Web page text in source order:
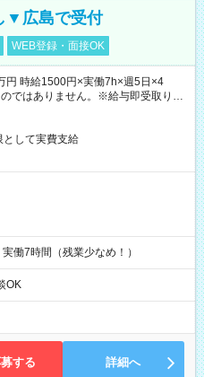
▼広島で受付
WEB登録・面接OK
時給1500円×実働7h×週5日×4
ではありません。※給与即受取りサ
として実費支給
働7時間（残業少なめ！）
OK
する 詳細へ